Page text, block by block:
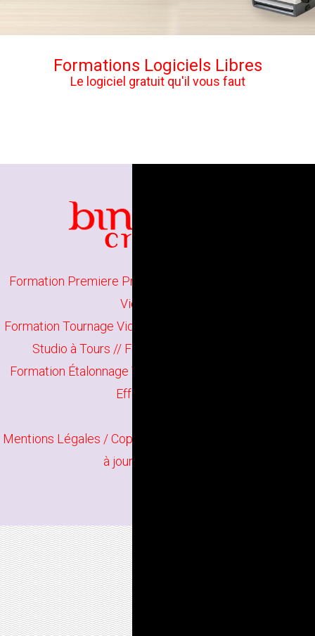
Formations Logiciels Libres
Le logiciel gratuit qu'il vous faut
Formation Premiere Pro à Tours
Vidéo à Tours
Formation Tournage Vidéo à Tours
Studio à Tours // Formation Vegas Pro à Tours
Formation Étalonnage Vidéo à Tours
Effects à Tours
Mentions Légales / Copyright
à jour en juillet 2025